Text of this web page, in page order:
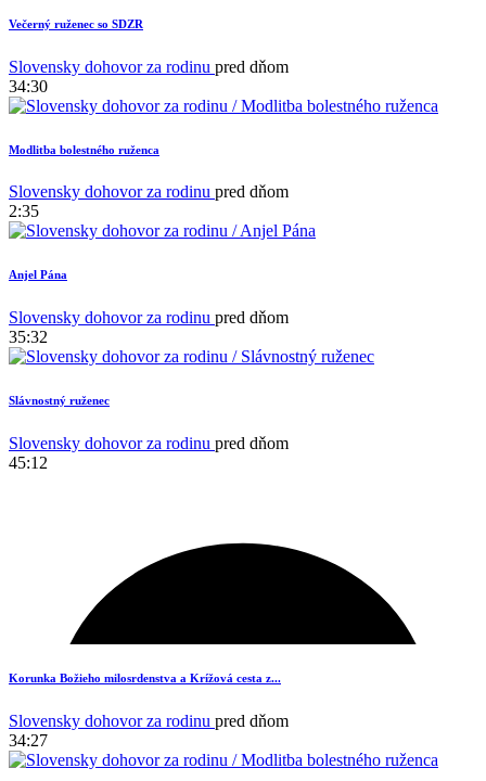
Večerný ruženec so SDZR
Slovensky dohovor za rodinu pred dňom
34:30
Modlitba bolestného ruženca
Slovensky dohovor za rodinu pred dňom
2:35
Anjel Pána
Slovensky dohovor za rodinu pred dňom
35:32
Slávnostný ruženec
Slovensky dohovor za rodinu pred dňom
45:12
Korunka Božieho milosrdenstva a Krížová cesta z...
Slovensky dohovor za rodinu pred dňom
34:27